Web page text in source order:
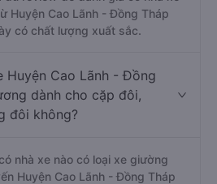
Huyện Cao Lãnh - Đồng Tháp
có chất lượng xuất sắc.
Huyện Cao Lãnh - Đồng
dành cho cặp đôi,
đôi không?
nhà xe nào có loại xe giường
Huyện Cao Lãnh - Đồng Tháp